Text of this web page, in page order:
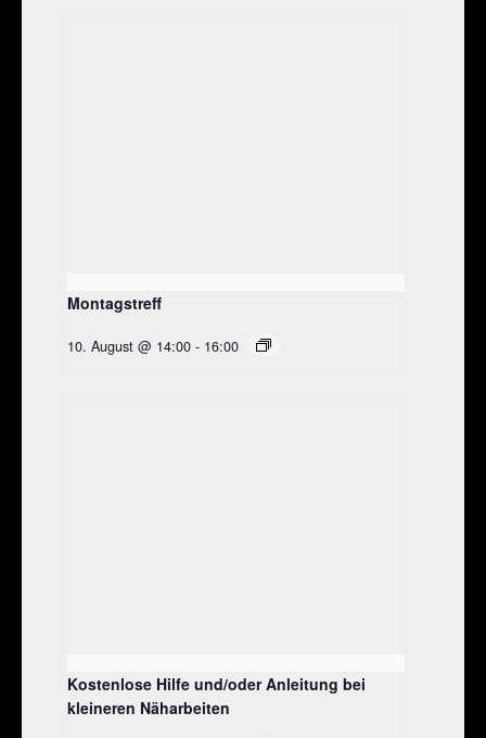
Montagstreff
10. August @ 14:00 - 16:00
Kostenlose Hilfe und/oder Anleitung bei
kleineren Näharbeiten